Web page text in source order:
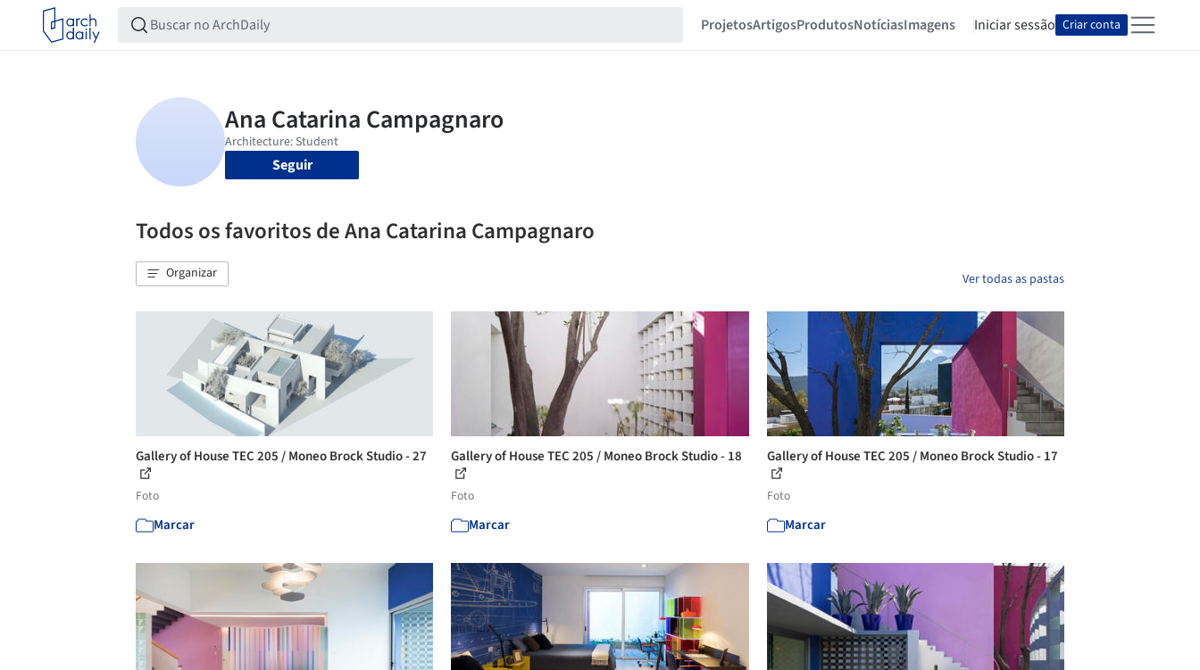
ProjetosArtigosProdutosNotíciasImagens Iniciar sessão Criar conta
Seguir
Todos os favoritos de Ana Catarina Campagnaro
Organizar Ver todas as pastas
Gallery of House TEC 205 / Moneo Brock Studio - 27
Foto
Marcar
Gallery of House TEC 205 / Moneo Brock Studio - 18
Foto
Marcar
Gallery of House TEC 205 / Moneo Brock Studio - 17
Foto
Marcar